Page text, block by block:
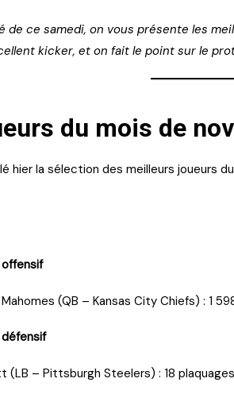
de ce samedi, on vous présente les
kicker, et on fait le point sur le
du mois de
hier la sélection des meilleurs joueurs
offensif
(QB – Kansas City Chiefs) : 1
défensif
(LB – Pittsburgh Steelers) : 18